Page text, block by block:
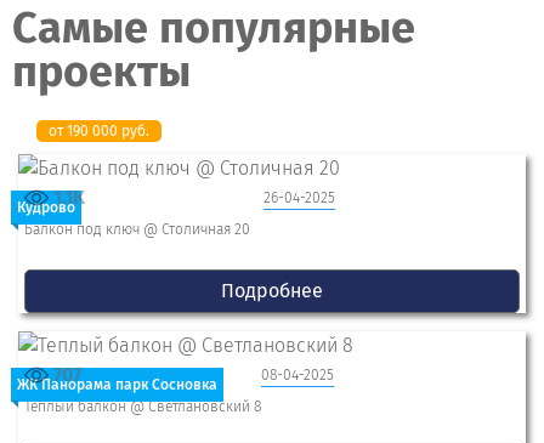
Самые популярные
проекты
Кудрово
от 190 000 руб.
26-04-2025
1.1K
Балкон под ключ @ Столичная 20
Подробнее
ЖК Панорама парк Сосновка
08-04-2025
707
Теплый балкон @ Светлановский 8